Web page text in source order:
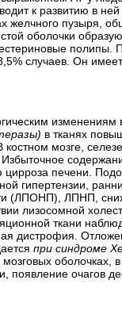
к развитию в
желчного пузыря,
оболочки
полипы.
случаев. Он
изменениям
в тканях
мозге,
цирроза печени.
гипертензии,
(ЛПОНП), ЛПНП,
лизосомной
ткани
дистрофия.
при синдроме
оболочках,
появление очагов